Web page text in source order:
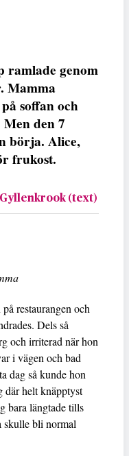
ramlade genom
Mamma
soffan och
den 7
börja. Alice,
frukost.
(text)
restaurangen och
Dels så
och irriterad när hon
i vägen och bad
dag så kunde hon
där helt knäpptyst
bara längtade tills
skulle bli normal